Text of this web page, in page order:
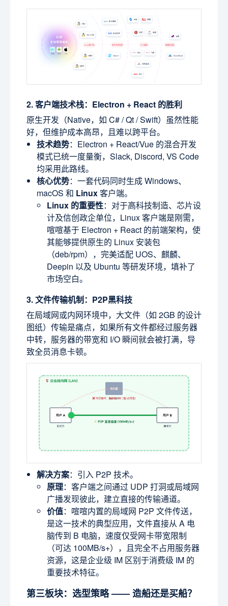
2. 客户端技术栈：Electron + React 的胜利
原生开发（Native，如 C# / Qt / Swift）虽然性能
好，但维护成本高昂，且难以跨平台。
技术趋势：Electron + React/Vue 的混合开发
模式已统一度量衡，Slack, Discord, VS Code
均采用此路线。
核心优势：一套代码同时生成 Windows、
macOS 和 Linux客户端。
Linux 的重要性：对于高科技制造、芯片设
计及信创政企单位，Linux 客户端是刚需，
喧喧基于 Electron + React 的前端架构，使
其能够提供原生的 Linux 安装包
（deb/rpm），完美适配 UOS、麒麟、
Deepin 以及 Ubuntu 等研发环境，填补了
市场空白。
3. 文件传输机制：P2P黑科技
在局域网或内网环境中，大文件（如 2GB 的设计
图纸）传输是痛点，如果所有文件都经过服务器
中转，服务器的带宽和 I/O 瞬间就会被打满，导
致全员消息卡顿。
解决方案：引入 P2P 技术。
原理：客户端之间通过 UDP 打洞或局域网
广播发现彼此，建立直接的传输通道。
价值：喧喧内置的局域网 P2P 文件传送，
是这一技术的典型应用，文件直接从 A 电
脑传到 B 电脑，速度仅受网卡带宽限制
（可达 100MB/s+），且完全不占用服务器
资源，这是企业级 IM 区别于消费级 IM 的
重要技术特征。
第三板块：选型策略 —— 造船还是买船？